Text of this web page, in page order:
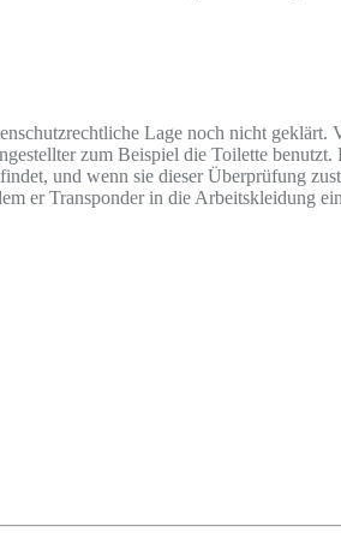
Lage noch nicht
zum Beispiel die Toilette
und wenn sie dieser Überprüfung
er Transponder in die Arbeitskleidung